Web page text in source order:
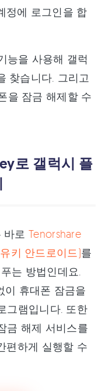
정에 로그인을 합
능을 사용해 갤럭
찾습니다. 그리고
을 잠금 해제할 수
로 갤럭시 플
로 Tenorshare
키 안드로이드)를
는 방법인데요.
이 휴대폰 잠금을
그램입니다. 또한
금 해제 서비스를
편하게 실행할 수